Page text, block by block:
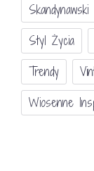
Styl Życia
Trendy
Wiosenne